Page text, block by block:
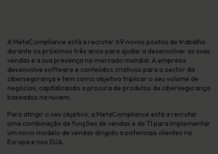
A MetaCompliance está a recrutar 69 novos postos de trabalho
durante os próximos três anos para ajudar a desenvolver as suas
vendas e a sua presença no mercado mundial. A empresa
desenvolve software e conteúdos criativos para o sector da
cibersegurança e tem como objetivo triplicar o seu volume de
negócios, capitalizando a procura de produtos de cibersegurança
baseados na nuvem.
Para atingir o seu objetivo, a MetaCompliance está a recrutar
uma combinação de funções de vendas e de TI para implementar
um novo modelo de vendas dirigido a potenciais clientes na
Europa e nos EUA.